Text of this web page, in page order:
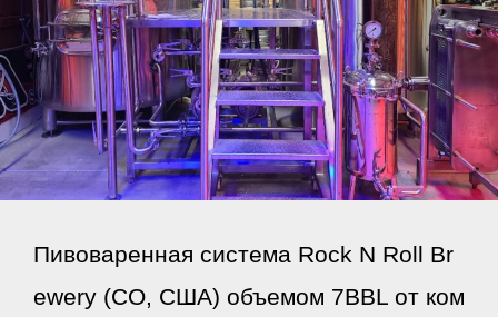
Пивоваренная система Rock N Roll Br
ewery (CO, США) объемом 7BBL от ком